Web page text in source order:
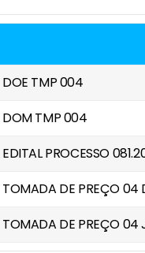
DOE TMP 004
DOM TMP 004
EDITAL PROCESSO
TOMADA DE PREÇO 04
TOMADA DE PREÇO 04